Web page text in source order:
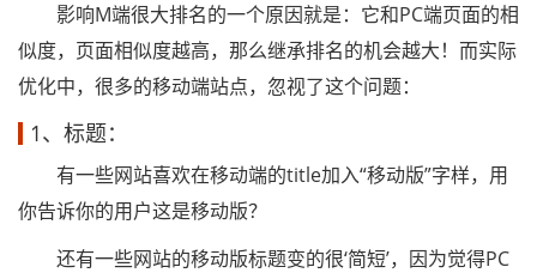
影响M端很大排名的一个原因就是：它和PC端页面的相
似度，页面相似度越高，那么继承排名的机会越大！而实际
优化中，很多的移动端站点，忽视了这个问题：
1、标题：
有一些网站喜欢在移动端的title加入“移动版”字样，用
你告诉你的用户这是移动版？
还有一些网站的移动版标题变的很‘简短’，因为觉得PC